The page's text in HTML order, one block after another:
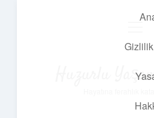
Huzurlu